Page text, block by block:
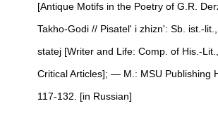
[Antique Motifs in the Poetry of G.R.
Takho-Godi // Pisatel' i zhizn': Sb. ist.-lit.,
statej [Writer and Life: Comp. of His.-
Critical Articles]; — M.: MSU Publishing
117-132. [in Russian]